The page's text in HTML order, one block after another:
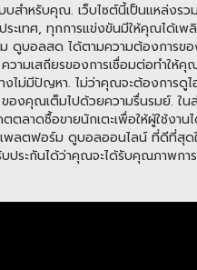
ำหรับคุณ. เว็บไซต์นี้เป็นแหล่งร
ระเทศ, ทุกการแข่งขันมีให้คุณได้
ดูบอลสด ได้ตามความต้องการ
มเสถียรของการเชื่อมต่อทำให้
ม่มีปัญหา. ไม่ว่าคุณจะต้องการดู
องคุณเต็มไปด้วยความรื่นรมย์.
ตลาดซื้อขายนักเตะเพื่อให้ผู้ใช้ง
พลตฟอร์ม ดูบอลออนไลน์ ที่ดีที่สุด
บประกันได้ว่าคุณจะได้รับคุณภาพ